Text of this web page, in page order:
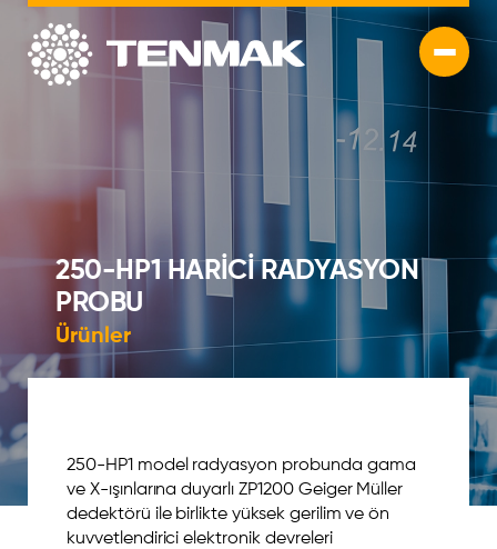
250-HP1 HARİCİ RADYASYON
PROBU
Ürünler
250-HP1 model radyasyon probunda gama
ve X-ışınlarına duyarlı ZP1200 Geiger Müller
dedektörü ile birlikte yüksek gerilim ve ön
kuvvetlendirici elektronik devreleri